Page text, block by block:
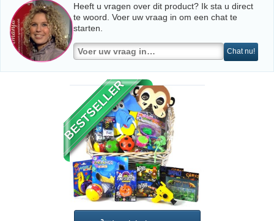
Heeft u vragen over dit product? Ik sta u direct
te woord. Voer uw vraag in om een chat te
starten.
Chat nu!
BESTSELLER